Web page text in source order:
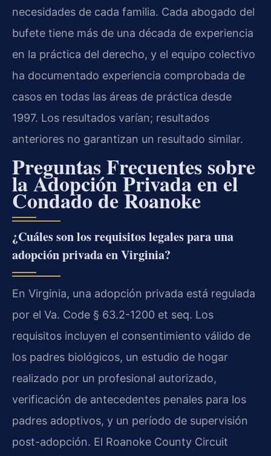
necesidades de cada familia. Cada abogado del
bufete tiene más de una década de experiencia
en la práctica del derecho, y el equipo colectivo
ha documentado experiencia comprobada de
casos en todas las áreas de práctica desde
1997. Los resultados varían; resultados
anteriores no garantizan un resultado similar.
Preguntas Frecuentes sobre
la Adopción Privada en el
Condado de Roanoke
¿Cuáles son los requisitos legales para una
adopción privada en Virginia?
En Virginia, una adopción privada está regulada
por el Va. Code § 63.2-1200 et seq. Los
requisitos incluyen el consentimiento válido de
los padres biológicos, un estudio de hogar
realizado por un profesional autorizado,
verificación de antecedentes penales para los
padres adoptivos, y un período de supervisión
post-adopción. El Roanoke County Circuit